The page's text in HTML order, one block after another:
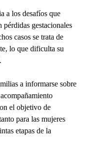
a los desafíos que
pérdidas gestacionales
casos se trata de
lo que dificulta su
a informarse sobre
el objetivo de
para las mujeres
etapas de la